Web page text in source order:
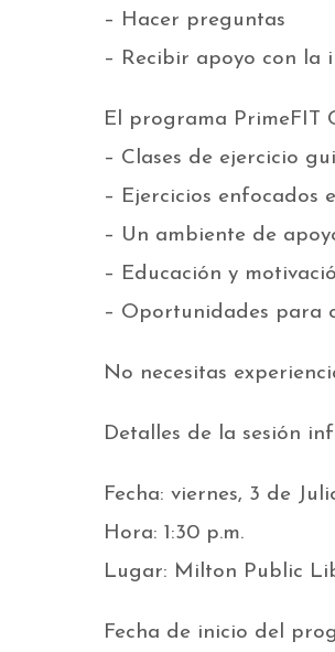
– Hacer preguntas
– Recibir apoyo con la
El programa PrimeFIT
– Clases de ejercicio
– Ejercicios enfocados
– Un ambiente de
– Educación y
– Oportunidades para
No necesitas
Detalles de la sesión
Fecha: viernes, 3 de
Hora: 1:30 p.m.
Lugar: Milton Public
Fecha de inicio del